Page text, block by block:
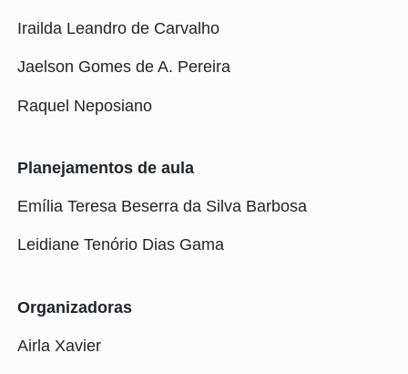
Irailda Leandro de Carvalho
Jaelson Gomes de A. Pereira
Raquel Neposiano
Planejamentos de aula
Emília Teresa Beserra da Silva Barbosa
Leidiane Tenório Dias Gama
Organizadoras
Airla Xavier